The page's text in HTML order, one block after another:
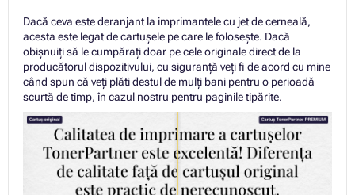
Dacă ceva este deranjant la imprimantele cu jet de cerneală,
acesta este legat de cartușele pe care le folosește. Dacă
obișnuiți să le cumpărați doar pe cele originale direct de la
producătorul dispozitivului, cu siguranță veți fi de acord cu mine
când spun că veți plăti destul de mulți bani pentru o perioadă
scurtă de timp, în cazul nostru pentru paginile tipărite.